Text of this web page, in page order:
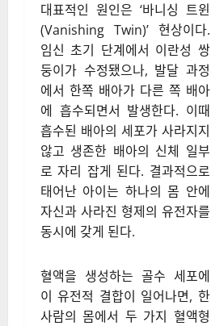
대표적인 원인은 ‘바니싱 트윈
(Vanishing Twin)’ 현상이다.
임신 초기 단계에서 이란성 쌍
둥이가 수정됐으나, 발달 과정
에서 한쪽 배아가 다른 쪽 배아
에 흡수되면서 발생한다. 이때
흡수된 배아의 세포가 사라지지
않고 생존한 배아의 신체 일부
로 자리 잡게 된다. 결과적으로
태어난 아이는 하나의 몸 안에
자신과 사라진 형제의 유전자를
동시에 갖게 된다.
혈액을 생성하는 골수 세포에
이 유전적 결합이 일어나면, 한
사람의 몸에서 두 가지 혈액형